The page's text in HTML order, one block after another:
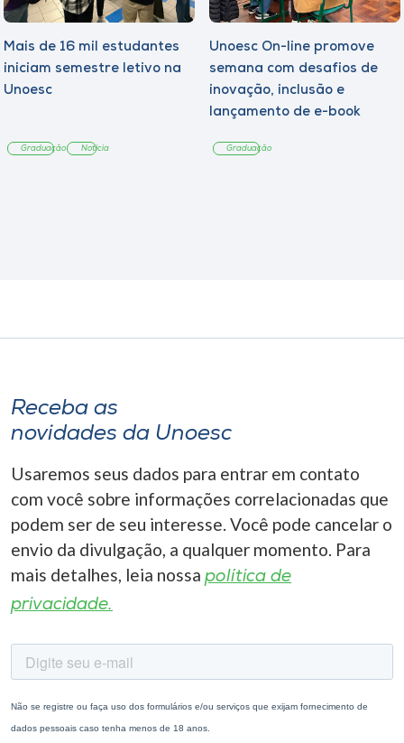
Mais de 16 mil estudantes
iniciam semestre letivo na
Unoesc
Graduação Notícia
Unoesc On-line promove
semana com desafios de
inovação, inclusão e
lançamento de e-book
Graduação
Receba as
novidades da Unoesc
Usaremos seus dados para entrar em contato
com você sobre informações correlacionadas que
podem ser de seu interesse. Você pode cancelar o
envio da divulgação, a qualquer momento. Para
mais detalhes, leia nossa política de
privacidade.